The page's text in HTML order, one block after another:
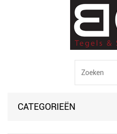
CATEGORIEËN